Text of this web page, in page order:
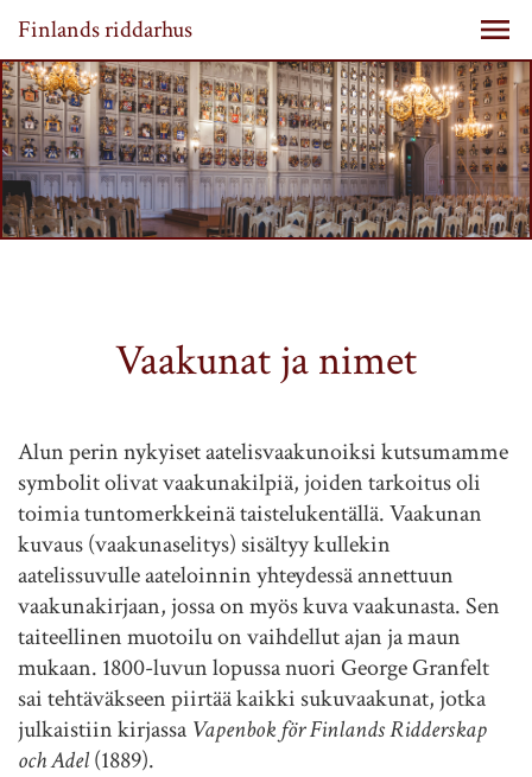
Finlands riddarhus
Vaakunat ja nimet
Alun perin nykyiset aatelisvaakunoiksi kutsumamme
symbolit olivat vaakunakilpiä, joiden tarkoitus oli
toimia tuntomerkkeinä taistelukentällä. Vaakunan
kuvaus (vaakunaselitys) sisältyy kullekin
aatelissuvulle aateloinnin yhteydessä annettuun
vaakunakirjaan, jossa on myös kuva vaakunasta. Sen
taiteellinen muotoilu on vaihdellut ajan ja maun
mukaan. 1800-luvun lopussa nuori George Granfelt
sai tehtäväkseen piirtää kaikki sukuvaakunat, jotka
julkaistiin kirjassa Vapenbok för Finlands Ridderskap
och Adel(1889).